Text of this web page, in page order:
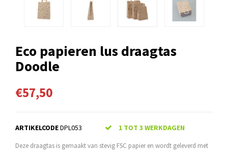
Eco papieren lus draagtas
Doodle
€57,50
ARTIKELCODEDPL053 1 TOT 3 WERKDAGEN
Deze draagtas is gemaakt van stevig FSC papier en wordt geleverd met